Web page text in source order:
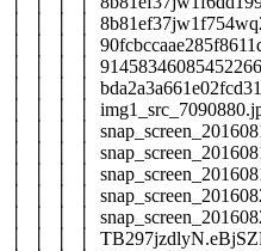
│ │ │ │
│ │ │ │
│ │ │ │
│ │ │ │
│ │ │ │
│ │ │ │
│ │ │ │
│ │ │ │
│ │ │ │
│ │ │ │
│ │ │ │